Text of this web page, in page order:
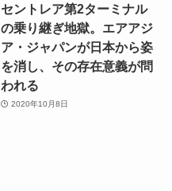
セントレア第2ターミナル
の乗り継ぎ地獄。エアアジ
ア・ジャパンが日本から姿
を消し、その存在意義が問
われる
2020年10月8日